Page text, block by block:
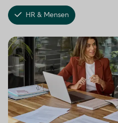
HR & Mensen